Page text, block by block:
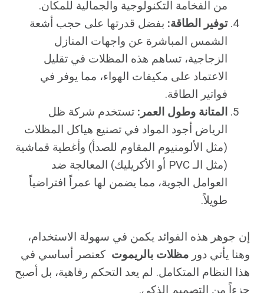
من الفخامة التكنولوجية والجمالية للمكان.
توفير الطاقة: بفضل قدرتها على حجب أشعة
الشمس المباشرة عن واجهات المنازل
الزجاجية، تساهم هذه المظلات في تقليل
الاعتماد على مكيفات الهواء، مما يوفر في
فواتير الطاقة.
المتانة وطول العمر: تستخدم شركة ظل
الرياض أجود المواد في تصنيع هياكل المظلات
(مثل الألومنيوم المقاوم للصدأ) وأغطية قماشية
(مثل الـ PVC أو الأكريليك) المعالجة ضد
العوامل الجوية، مما يضمن لها عمراً افتراضياً
طويلاً.
إن جوهر هذه الفوائد يكمن في سهولة الاستخدام،
وهنا يأتي دور مظلات بالريموت كعنصر أساسي في
هذا النظام المتكامل. لم يعد التحكم رفاهية، بل أصبح
جزءاً من التصميم الذكي.